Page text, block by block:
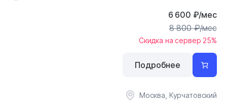
6 600 ₽/мес
8 800₽/мес
Скидка на сервер 25%
Москва, Курчатовский
Подробнее